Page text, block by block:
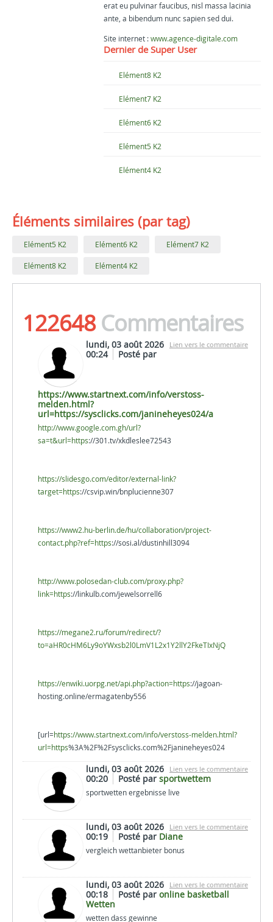
erat eu pulvinar faucibus, nisl massa lacinia
ante, a bibendum nunc sapien sed dui.
Site internet : www.agence-digitale.com
Dernier de Super User
Elément8 K2
Elément7 K2
Elément6 K2
Elément5 K2
Elément4 K2
Éléments similaires (par tag)
Elément5 K2 Elément6 K2 Elément7 K2
Elément8 K2 Elément4 K2
122648Commentaires
Lien vers le commentaire
lundi, 03 août 2026
00:24
Posté par
https://www.startnext.com/info/verstoss-
melden.html?
url=https://sysclicks.com/janineheyes024/a
http://www.google.com.gh/url?
sa=t&url=https://301.tv/xkdleslee72543
https://slidesgo.com/editor/external-link?
target=https://csvip.win/bnplucienne307
https://www2.hu-berlin.de/hu/collaboration/project-
contact.php?ref=https://sosi.al/dustinhill3094
http://www.polosedan-club.com/proxy.php?
link=https://linkulb.com/jewelsorrell6
https://megane2.ru/forum/redirect/?
to=aHR0cHM6Ly9oYWxsb2l0LmV1L2x1Y2llY2FkeTIxNjQ
https://enwiki.uorpg.net/api.php?action=https://jagoan-
hosting.online/ermagatenby556
[url=https://www.startnext.com/info/verstoss-melden.html?
url=https%3A%2F%2Fsysclicks.com%2Fjanineheyes024
Lien vers le commentaire
lundi, 03 août 2026
00:20
Posté par sportwettem
sportwetten ergebnisse live
Lien vers le commentaire
lundi, 03 août 2026
00:19
Posté par Diane
vergleich wettanbieter bonus
Lien vers le commentaire
lundi, 03 août 2026
00:18
Posté par online basketball
Wetten
wetten dass gewinne